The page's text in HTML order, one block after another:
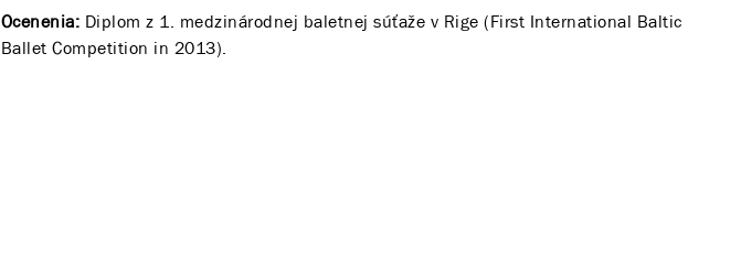
Ocenenia: Diplom z 1. medzinárodnej baletnej súťaže v Rige (First International Baltic
Ballet Competition in 2013).